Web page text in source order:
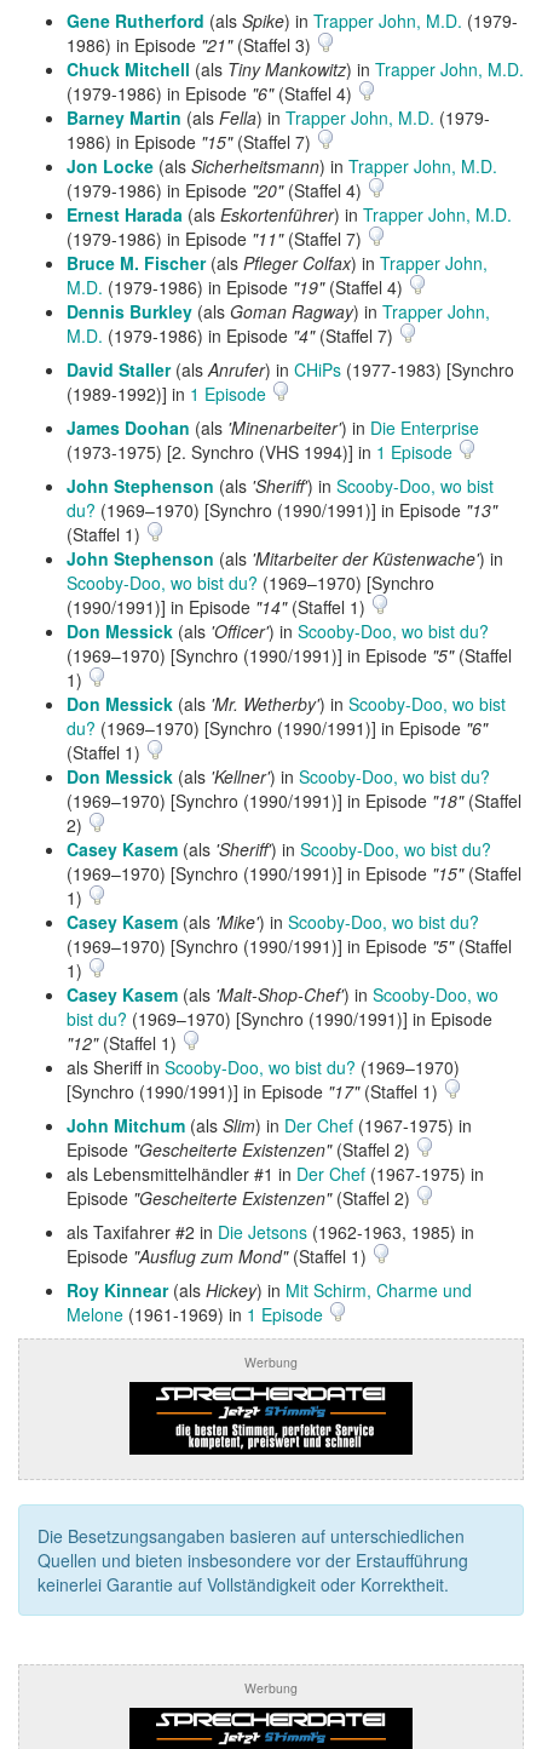
Gene Rutherford (als Spike) in Trapper John, M.D. (1979-
1986) in Episode "21"(Staffel 3)
Chuck Mitchell (als Tiny Mankowitz) in Trapper John, M.D.
(1979-1986) in Episode "6"(Staffel 4)
Barney Martin (als Fella) in Trapper John, M.D. (1979-
1986) in Episode "15"(Staffel 7)
Jon Locke (als Sicherheitsmann) in Trapper John, M.D.
(1979-1986) in Episode "20"(Staffel 4)
Ernest Harada (als Eskortenführer) in Trapper John, M.D.
(1979-1986) in Episode "11"(Staffel 7)
Bruce M. Fischer(als Pfleger Colfax) in Trapper John,
M.D. (1979-1986) in Episode "19"(Staffel 4)
Dennis Burkley (als Goman Ragway) in Trapper John,
M.D. (1979-1986) in Episode "4"(Staffel 7)
David Staller(alsAnrufer) in CHiPs (1977-1983) [Synchro
(1989-1992)] in 1 Episode
James Doohan (als 'Minenarbeiter') in Die Enterprise
(1973-1975) [2. Synchro (VHS 1994)] in 1 Episode
John Stephenson (als 'Sheriff') in Scooby-Doo, wo bist
du? (1969–1970) [Synchro (1990/1991)] in Episode "13"
(Staffel 1)
John Stephenson (als 'Mitarbeiter der Küstenwache') in
Scooby-Doo, wo bist du? (1969–1970) [Synchro
(1990/1991)] in Episode "14"(Staffel 1)
Don Messick (als 'Officer') in Scooby-Doo, wo bist du?
(1969–1970) [Synchro (1990/1991)] in Episode "5"(Staffel
1)
Don Messick (als 'Mr. Wetherby') in Scooby-Doo, wo bist
du? (1969–1970) [Synchro (1990/1991)] in Episode "6"
(Staffel 1)
Don Messick (als 'Kellner') in Scooby-Doo, wo bist du?
(1969–1970) [Synchro (1990/1991)] in Episode "18"(Staffel
2)
Casey Kasem (als 'Sheriff') in Scooby-Doo, wo bist du?
(1969–1970) [Synchro (1990/1991)] in Episode "15"(Staffel
1)
Casey Kasem (als 'Mike') in Scooby-Doo, wo bist du?
(1969–1970) [Synchro (1990/1991)] in Episode "5"(Staffel
1)
Casey Kasem (als 'Malt-Shop-Chef') in Scooby-Doo, wo
bist du? (1969–1970) [Synchro (1990/1991)] in Episode
"12"(Staffel 1)
als Sheriff in Scooby-Doo, wo bist du? (1969–1970)
[Synchro (1990/1991)] in Episode "17"(Staffel 1)
John Mitchum (als Slim) in Der Chef (1967-1975) in
Episode "Gescheiterte Existenzen"(Staffel 2)
als Lebensmittelhändler #1 in Der Chef (1967-1975) in
Episode "Gescheiterte Existenzen"(Staffel 2)
als Taxifahrer #2 in Die Jetsons (1962-1963, 1985) in
Episode "Ausflug zum Mond"(Staffel 1)
Roy Kinnear(als Hickey) in Mit Schirm, Charme und
Melone (1961-1969) in 1 Episode
Werbung
Die Besetzungsangaben basieren auf unterschiedlichen
Quellen und bieten insbesondere vor der Erstaufführung
keinerlei Garantie auf Vollständigkeit oder Korrektheit.
Werbung